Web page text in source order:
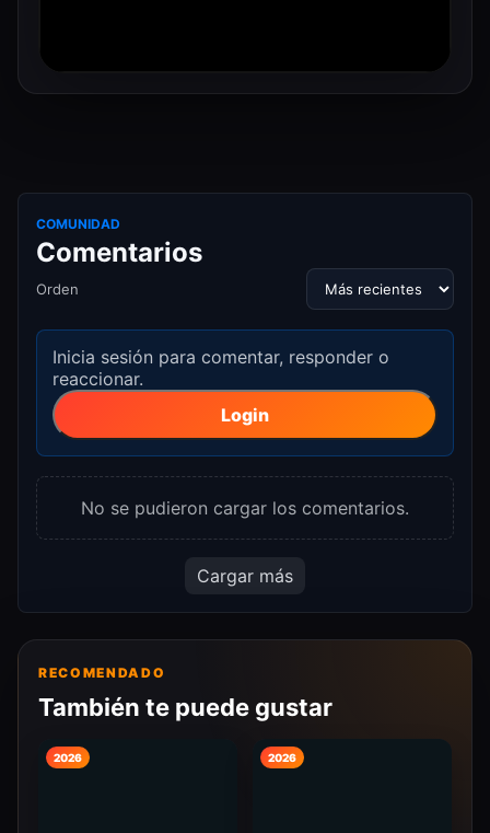
COMUNIDAD
Comentarios
Orden
Inicia sesión para comentar, responder o
reaccionar.
Login
No se pudieron cargar los comentarios.
Cargar más
RECOMENDADO
También te puede gustar
2026 2026